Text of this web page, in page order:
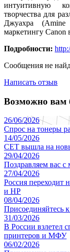
интуитивную
творчества для
Джуахра
маркетингу
Подробности:
Сообщения не
Написать отзыв
Возможно вам
26/06/2026
Спрос на тонеры
14/05/2026
CET вышла на
29/04/2026
​Поздравляем вас
27/04/2026
Россия переходит
и HP
08/04/2026
Присоединяйтесь
31/03/2026
В России взлетел
принтеров и МФУ
06/02/2026